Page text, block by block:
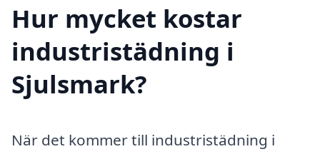
Hur mycket kostar
industristädning i
Sjulsmark?
När det kommer till industristädning i